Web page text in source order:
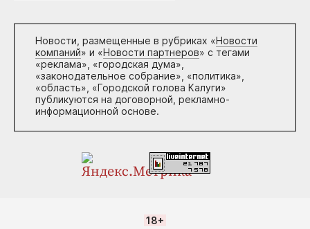
Новости, размещенные в рубриках «Новости
компаний» и «Новости партнеров» с тегами
«реклама», «городская дума»,
«законодательное собрание», «политика»,
«область», «Городской голова Калуги»
публикуются на договорной, рекламно-
информационной основе.
18+